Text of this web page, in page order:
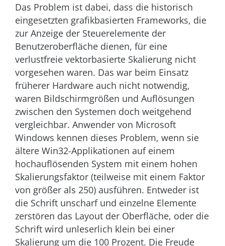
Das Problem ist dabei, dass die historisch
eingesetzten grafikbasierten Frameworks, die
zur Anzeige der Steuerelemente der
Benutzeroberfläche dienen, für eine
verlustfreie vektorbasierte Skalierung nicht
vorgesehen waren. Das war beim Einsatz
früherer Hardware auch nicht notwendig,
waren Bildschirmgrößen und Auflösungen
zwischen den Systemen doch weitgehend
vergleichbar. Anwender von Microsoft
Windows kennen dieses Problem, wenn sie
ältere Win32-Applikationen auf einem
hochauflösenden System mit einem hohen
Skalierungsfaktor (teilweise mit einem Faktor
von größer als 250) ausführen. Entweder ist
die Schrift unscharf und einzelne Elemente
zerstören das Layout der Oberfläche, oder die
Schrift wird unleserlich klein bei einer
Skalierung um die 100 Prozent. Die Freude